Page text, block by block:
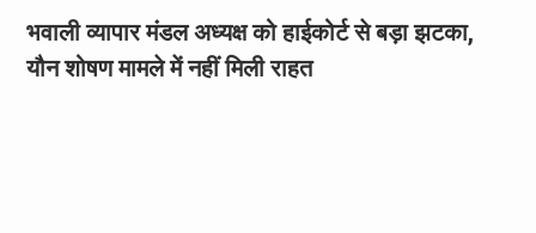
भवाली व्यापार मंडल अध्यक्ष को हाईकोर्ट से बड़ा झटका,
यौन शोषण मामले में नहीं मिली राहत